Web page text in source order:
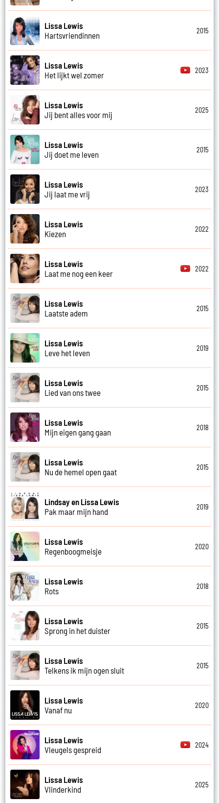
Lissa Lewis
Hartsvriendinnen
2015
Lissa Lewis
Het lijkt wel zomer
2023
Lissa Lewis
Jij bent alles voor mij
2025
Lissa Lewis
Jij doet me leven
2015
Lissa Lewis
Jij laat me vrij
2023
Lissa Lewis
Kiezen
2022
Lissa Lewis
Laat me nog een keer
2022
Lissa Lewis
Laatste adem
2015
Lissa Lewis
Leve het leven
2019
Lissa Lewis
Lied van ons twee
2015
Lissa Lewis
Mijn eigen gang gaan
2018
Lissa Lewis
Nu de hemel open gaat
2015
Lindsay en Lissa Lewis
Pak maar mijn hand
2019
Lissa Lewis
Regenboogmeisje
2020
Lissa Lewis
Rots
2018
Lissa Lewis
Sprong in het duister
2015
Lissa Lewis
Telkens ik mijn ogen sluit
2015
Lissa Lewis
Vanaf nu
2020
Lissa Lewis
Vleugels gespreid
2024
Lissa Lewis
Vlinderkind
2025